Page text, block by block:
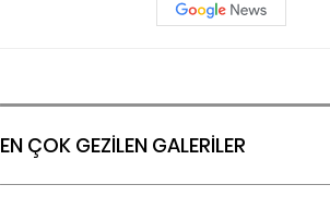
EN ÇOK GEZİLEN GALERİLER